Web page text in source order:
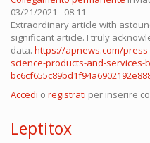
03/21/2021 - 08:11
Extraordinary article with
significant article. I truly
data. https://apnews.com/
science-products-and-services-
Accedi o registrati per inserire
Leptitox